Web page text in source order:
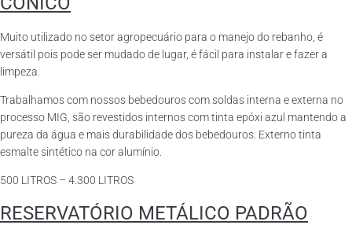
Muito utilizado no setor agropecuário para o manejo do rebanho, é
versátil pois pode ser mudado de lugar, é fácil para instalar e fazer a
limpeza.
Trabalhamos com nossos bebedouros com soldas interna e externa no
processo MIG, são revestidos internos com tinta epóxi azul mantendo a
pureza da água e mais durabilidade dos bebedouros. Externo tinta
esmalte sintético na cor alumínio.
500 LITROS – 4.300 LITROS
RESERVATÓRIO METÁLICO PADRÃO